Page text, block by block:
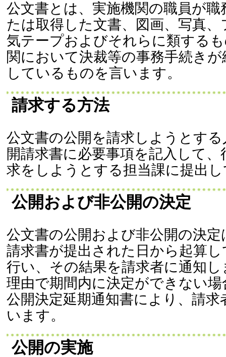
公文書とは、実施機関の職員が職
たは取得した文書、図画、写真
気テープおよびそれらに類する
関において決裁等の事務手続き
しているものを言います。
請求する方法
公文書の公開を請求しようとす
開請求書に必要事項を記入して、
求をしようとする担当課に提出
公開および非公開の決定
公文書の公開および非公開の決定
請求書が提出された日から起算し
行い、その結果を請求者に通知
理由で期間内に決定ができない
公開決定延期通知書により、請求
います。
公開の実施